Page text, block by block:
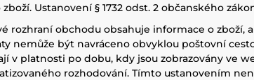
Ustanovení § 1732 odst. 2 občanského
rozhraní obchodu obsahuje informace o zboží,
nemůže být navráceno obvyklou poštovní
v platnosti po dobu, kdy jsou zobrazovány ve
rozhodování. Tímto ustanovením